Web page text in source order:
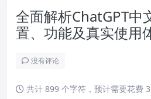
全面解析ChatGPT中
置、功能及真实使用
没有评论
共计 899 个字符，预计需要花费 3